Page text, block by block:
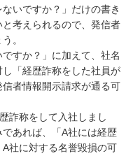
いですか？」だけの書き
考えられるので、発信者
。
すか？」に加えて、社名
「経歴詐称をした社員が
者情報開示請求が通る可
詐称をして入社しまし
あれば、「A社には経歴
社に対する名誉毀損の可